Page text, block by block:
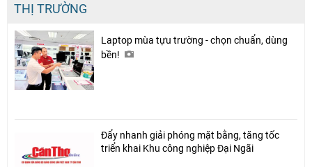
Facebook
THỊ TRƯỜNG
Laptop mùa tựu trường - chọn chuẩn, dùng
bền!
Đẩy nhanh giải phóng mặt bằng, tăng tốc
triển khai Khu công nghiệp Đại Ngãi